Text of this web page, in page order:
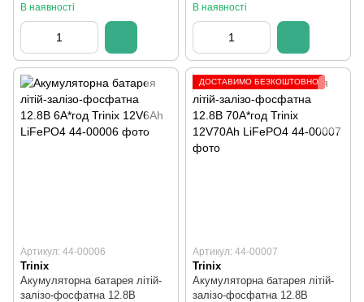
В наявності В наявності
Артикул: 44-00006
Trinix
Акумуляторна батарея літій-
залізо-фосфатна 12.8В
ДОСТАВИМО БЕЗКОШТОВНО
Артикул: 44-00007
Trinix
Акумуляторна батарея літій-
залізо-фосфатна 12.8В